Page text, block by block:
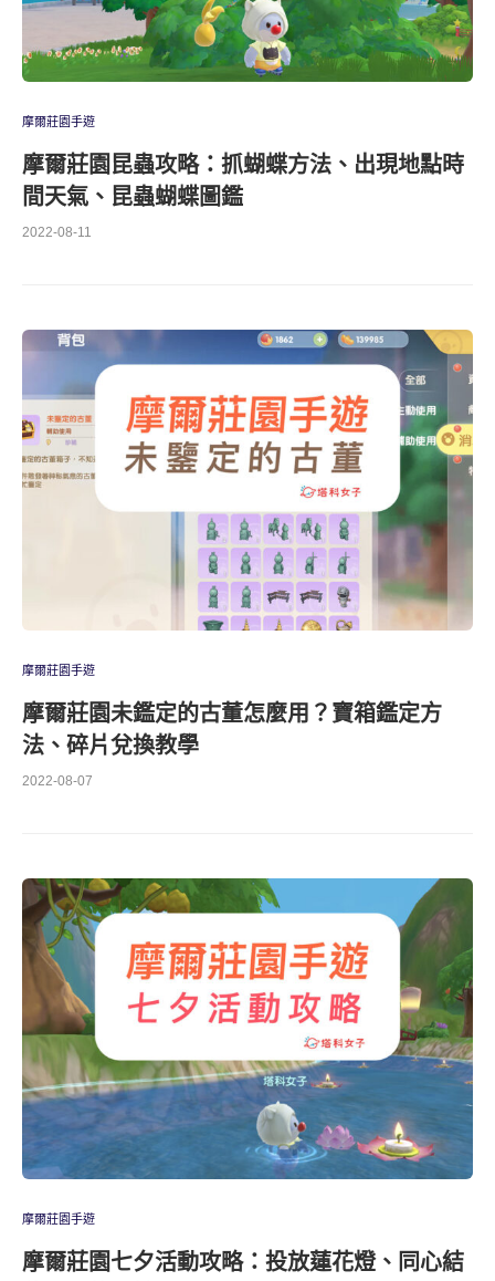
摩爾莊園手遊
摩爾莊園昆蟲攻略：抓蝴蝶方法、出現地點時
間天氣、昆蟲蝴蝶圖鑑
2022-08-11
摩爾莊園手遊
摩爾莊園未鑑定的古董怎麼用？寶箱鑑定方
法、碎片兌換教學
2022-08-07
摩爾莊園手遊
摩爾莊園七夕活動攻略：投放蓮花燈、同心結